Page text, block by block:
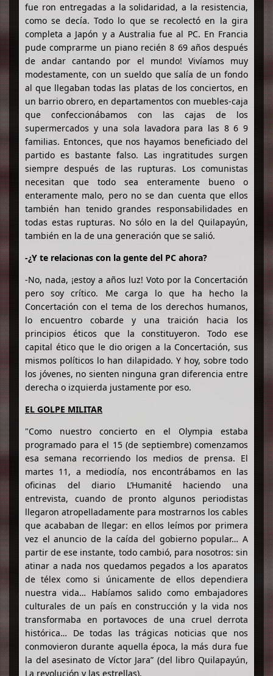
fue ron entregadas a la solidaridad, a la resistencia,
como se decía. Todo lo que se recolectó en la gira
completa a Japón y a Australia fue al PC. En Francia
pude comprarme un piano recién 8 69 años después
de andar cantando por el mundo! Vivíamos muy
modestamente, con un sueldo que salía de un fondo
al que llegaban todas las platas de los conciertos, en
un barrio obrero, en departamentos con muebles-caja
que confeccionábamos con las cajas de los
supermercados y una sola lavadora para las 8 6 9
familias. Entonces, que nos hayamos beneficiado del
partido es bastante falso. Las ingratitudes surgen
siempre después de las rupturas. Los comunistas
necesitan que todo sea enteramente bueno o
enteramente malo, pero no se dan cuenta que ellos
también han tenido grandes responsabilidades en
todas estas rupturas. No sólo en la del Quilapayún,
también en la de una generación que se salió.
-¿Y te relacionas con la gente del PC ahora?
-No, nada, ¡estoy a años luz! Voto por la Concertación
pero soy crítico. Me carga lo que ha hecho la
Concertación con el tema de los derechos humanos,
lo encuentro cobarde y una traición hacia los
principios éticos que la constituyeron. Todo ese
capital ético que le dio origen a la Concertación, sus
mismos políticos lo han dilapidado. Y hoy, sobre todo
los jóvenes, no sienten ninguna gran diferencia entre
derecha o izquierda justamente por eso.
EL GOLPE MILITAR
"Como nuestro concierto en el Olympia estaba
programado para el 15 (de septiembre) comenzamos
esa semana recorriendo los medios de prensa. El
martes 11, a mediodía, nos encontrábamos en las
oficinas del diario L’Humanité haciendo una
entrevista, cuando de pronto algunos periodistas
llegaron atropelladamente para mostrarnos los cables
que acababan de llegar: en ellos leímos por primera
vez el anuncio de la caída del gobierno popular… A
partir de ese instante, todo cambió, para nosotros: sin
atinar a nada nos quedamos pegados a los aparatos
de télex como si únicamente de ellos dependiera
nuestra vida… Habíamos salido como embajadores
culturales de un país en construcción y la vida nos
transformaba en portavoces de una cruel derrota
histórica… De todas las trágicas noticias que nos
conmovieron durante aquella época, la más dura fue
la del asesinato de Víctor Jara” (del libro Quilapayún,
La revolución y las estrellas).